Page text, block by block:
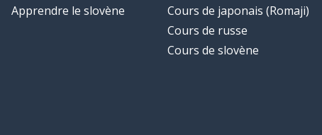
Apprendre le slovène
Cours de japonais (Romaji)
Cours de russe
Cours de slovène